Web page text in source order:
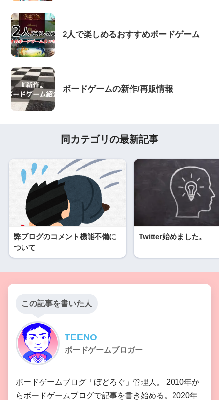
2人で楽しめるおすすめボードゲーム
ボードゲームの新作/再販情報
同カテゴリの最新記事
弊ブログのコメント機能不備に
ついて
Twitter始めました。
この記事を書いた人
TEENO
ボードゲームブロガー
ボードゲームブログ「ぼどろぐ」管理人。 2010年か
らボードゲームブログで記事を書き始める。2020年